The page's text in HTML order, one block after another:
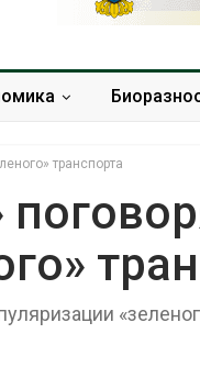
транспорта
Карачаево-
выявили новые
растений